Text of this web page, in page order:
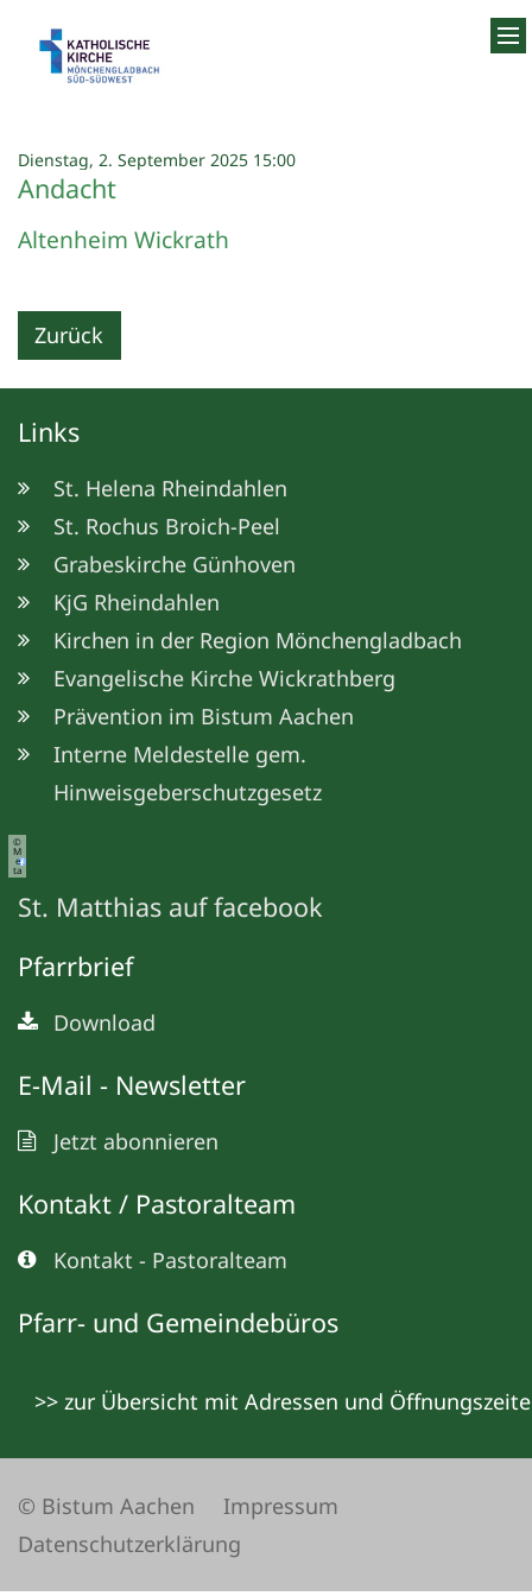
Dienstag, 2. September 2025 15:00:
Andacht
Altenheim Wickrath
Zurück
Links
St. Helena Rheindahlen
St. Rochus Broich-Peel
Grabeskirche Günhoven
KjG Rheindahlen
Kirchen in der Region Mönchengladbach
Evangelische Kirche Wickrathberg
Prävention im Bistum Aachen
Interne Meldestelle gem.
Hinweisgeberschutzgesetz
©
M
e
ta
St. Matthias auf facebook
Pfarrbrief
Download
E-Mail - Newsletter
Jetzt abonnieren
Kontakt / Pastoralteam
Kontakt - Pastoralteam
Pfarr- und Gemeindebüros
>> zur Übersicht mit Adressen und
© Bistum Aachen
Impressum
Datenschutzerklärung